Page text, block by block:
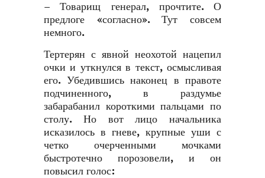
– Товарищ генерал, прочтите. О
предлоге «согласно». Тут совсем
немного.
Тертерян с явной неохотой нацепил
очки и уткнулся в текст, осмысливая
его. Убедившись наконец в правоте
подчиненного, в раздумье
забарабанил короткими пальцами по
столу. Но вот лицо начальника
исказилось в гневе, крупные уши с
четко очерченными мочками
быстротечно порозовели, и он
повысил голос: